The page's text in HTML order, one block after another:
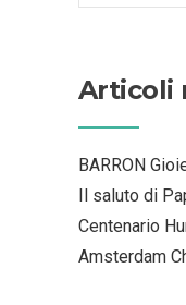
Articoli
BARRON
Il saluto di
Centenario
Amsterdam